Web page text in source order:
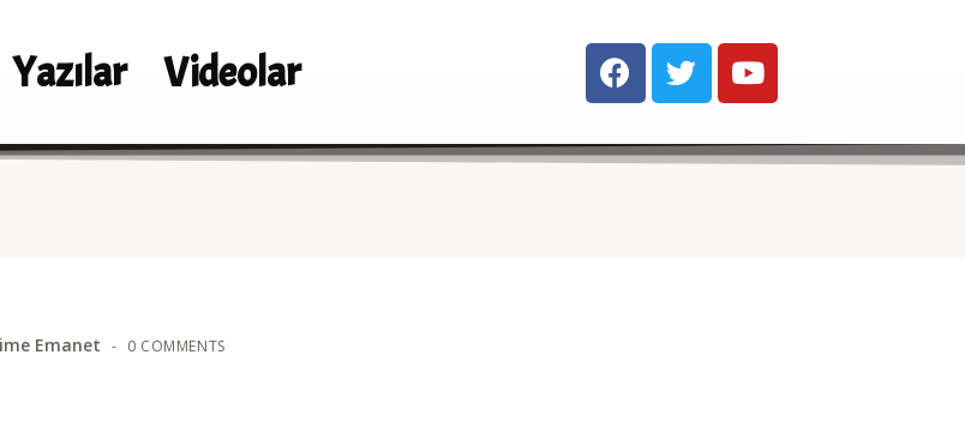
Yazılar Videolar
Emanet 0 COMMENTS